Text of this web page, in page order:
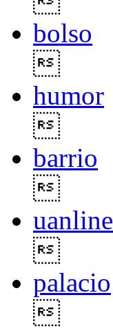
bolso
humor
barrio
uanline
palacio